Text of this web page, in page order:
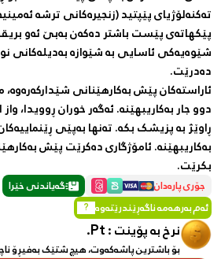
تەکنەلۆژیای پێپتید (زنجیرەکانی ترشە
پێکهاتەی پێست باشتر دەکەن بەبێ ئەو
شێوەیەکی ئاسایی بە شێوازە بەدیلەکانی
دەدرێت.
ئاراستەکان پێش بەکارهێنانی شێدارکەرەوە،
دوو جار بەکاریبهێنە. ئەگەر خوران ڕوویدا،
ڕاوێژ بە پزیشک بکە. تەنها بەپێی
بەکاریبهێنە. ئامۆژگاری دەکرێت پێش
بکرێت.
جۆری پارەدان
گەیاندنی خێرا
ئەم بەرهەمە ناگەڕێندرێتەوە ?
نرخ بە پۆینت :Pt.
بۆ باشترین پاشەکەوت، هیچ شتێک بەفیڕۆ